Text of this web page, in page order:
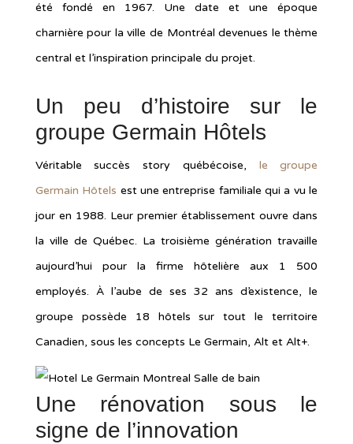
été fondé en 1967. Une date et une époque
charnière pour la ville de Montréal devenues le thème
central et l’inspiration principale du projet.
Un peu d’histoire sur le
groupe Germain Hôtels
Véritable succès story québécoise, le groupe
Germain Hôtels est une entreprise familiale qui a vu le
jour en 1988. Leur premier établissement ouvre dans
la ville de Québec. La troisième génération travaille
aujourd’hui pour la firme hôtelière aux 1 500
employés. À l’aube de ses 32 ans d’existence, le
groupe possède 18 hôtels sur tout le territoire
Canadien, sous les concepts Le Germain, Alt et Alt+.
Une rénovation sous le
signe de l’innovation